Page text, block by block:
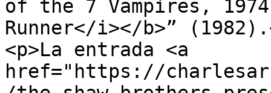
of the 7 Vampires,
Runner</i></b>”
<p>La entrada <a
href="https://